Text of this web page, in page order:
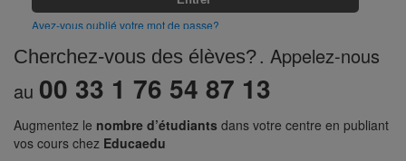
Avez-vous oublié votre mot de passe?
Rappeler mot de passe
Nous avons envoyez des instructions à votre compte d’email pour
pouvoir restaurer votre mot de passe
Email
Cherchez-vous des élèves?. Appelez-nous
au 00 33 1 76 54 87 13
Augmentez le nombre d’étudiants dans votre centre en publiant
vos cours chez Educaedu